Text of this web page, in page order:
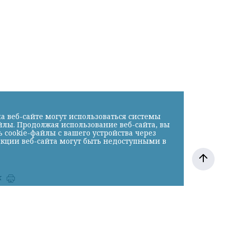
сайте могут использоваться системы
Продолжая использование веб-сайта, вы
файлы с вашего устройства через
веб-сайта могут быть недоступными в